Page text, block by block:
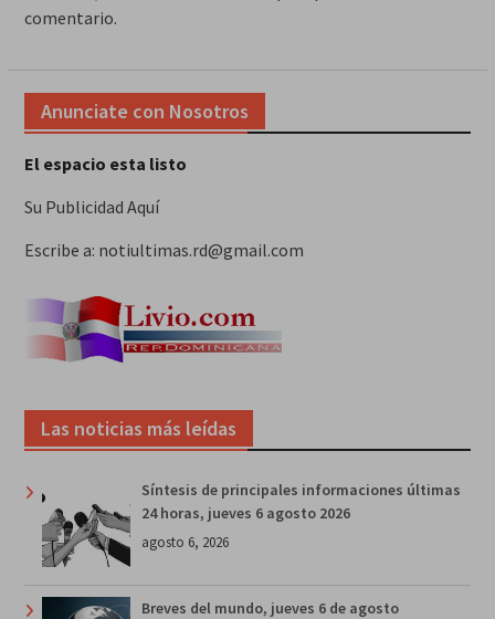
comentario.
Anunciate con Nosotros
El espacio esta listo
Su Publicidad Aquí
Escribe a: notiultimas.rd@gmail.com
Las noticias más leídas
Síntesis de principales informaciones últimas
24 horas, jueves 6 agosto 2026
agosto 6, 2026
Breves del mundo, jueves 6 de agosto